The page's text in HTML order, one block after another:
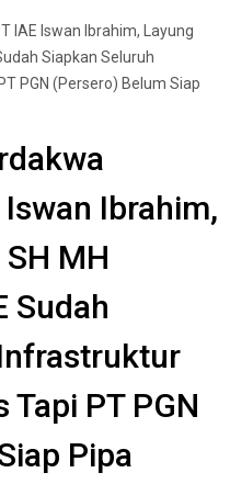
IAE Iswan Ibrahim, Layung
Siapkan Seluruh
PGN (Persero) Belum Siap
Ibrahim,
MH
Sudah
PT PGN
Pipa